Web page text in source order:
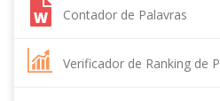
Contador de Palavras
Verificador de Ranking de